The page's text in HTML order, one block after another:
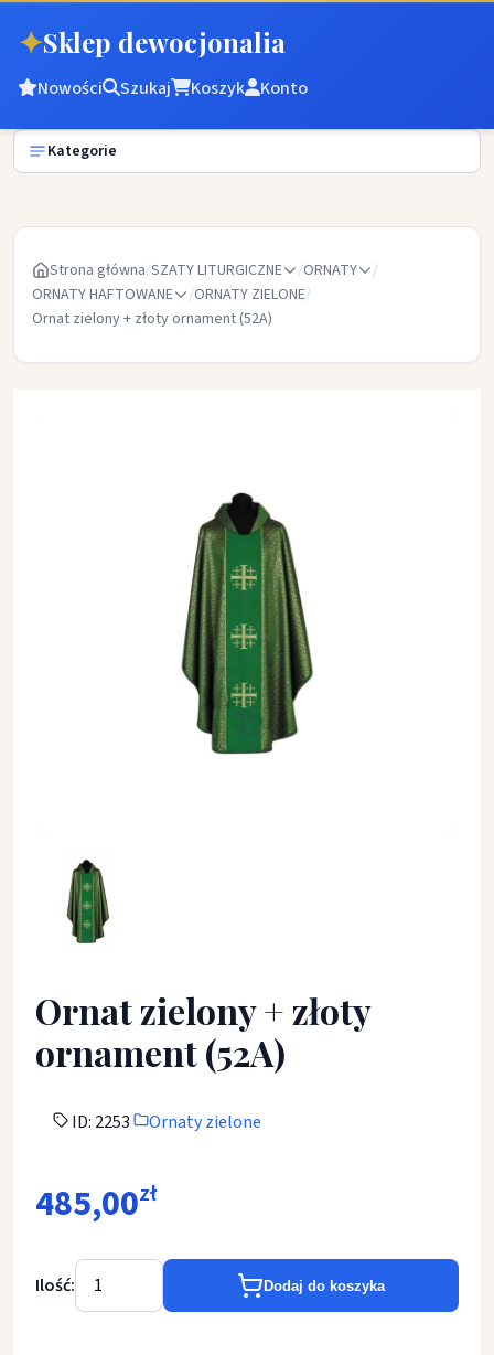
✦Sklep dewocjonalia
Nowości Szukaj Koszyk Konto
Kategorie
Strona główna/SZATY LITURGICZNE /ORNATY
/
ORNATY HAFTOWANE
/ORNATY ZIELONE/
Ornat zielony + złoty ornament (52A)
Ornat zielony + złoty
ornament (52A)
ID: 2253 Ornaty zielone
485,00zł
Ilość: Dodaj do koszyka